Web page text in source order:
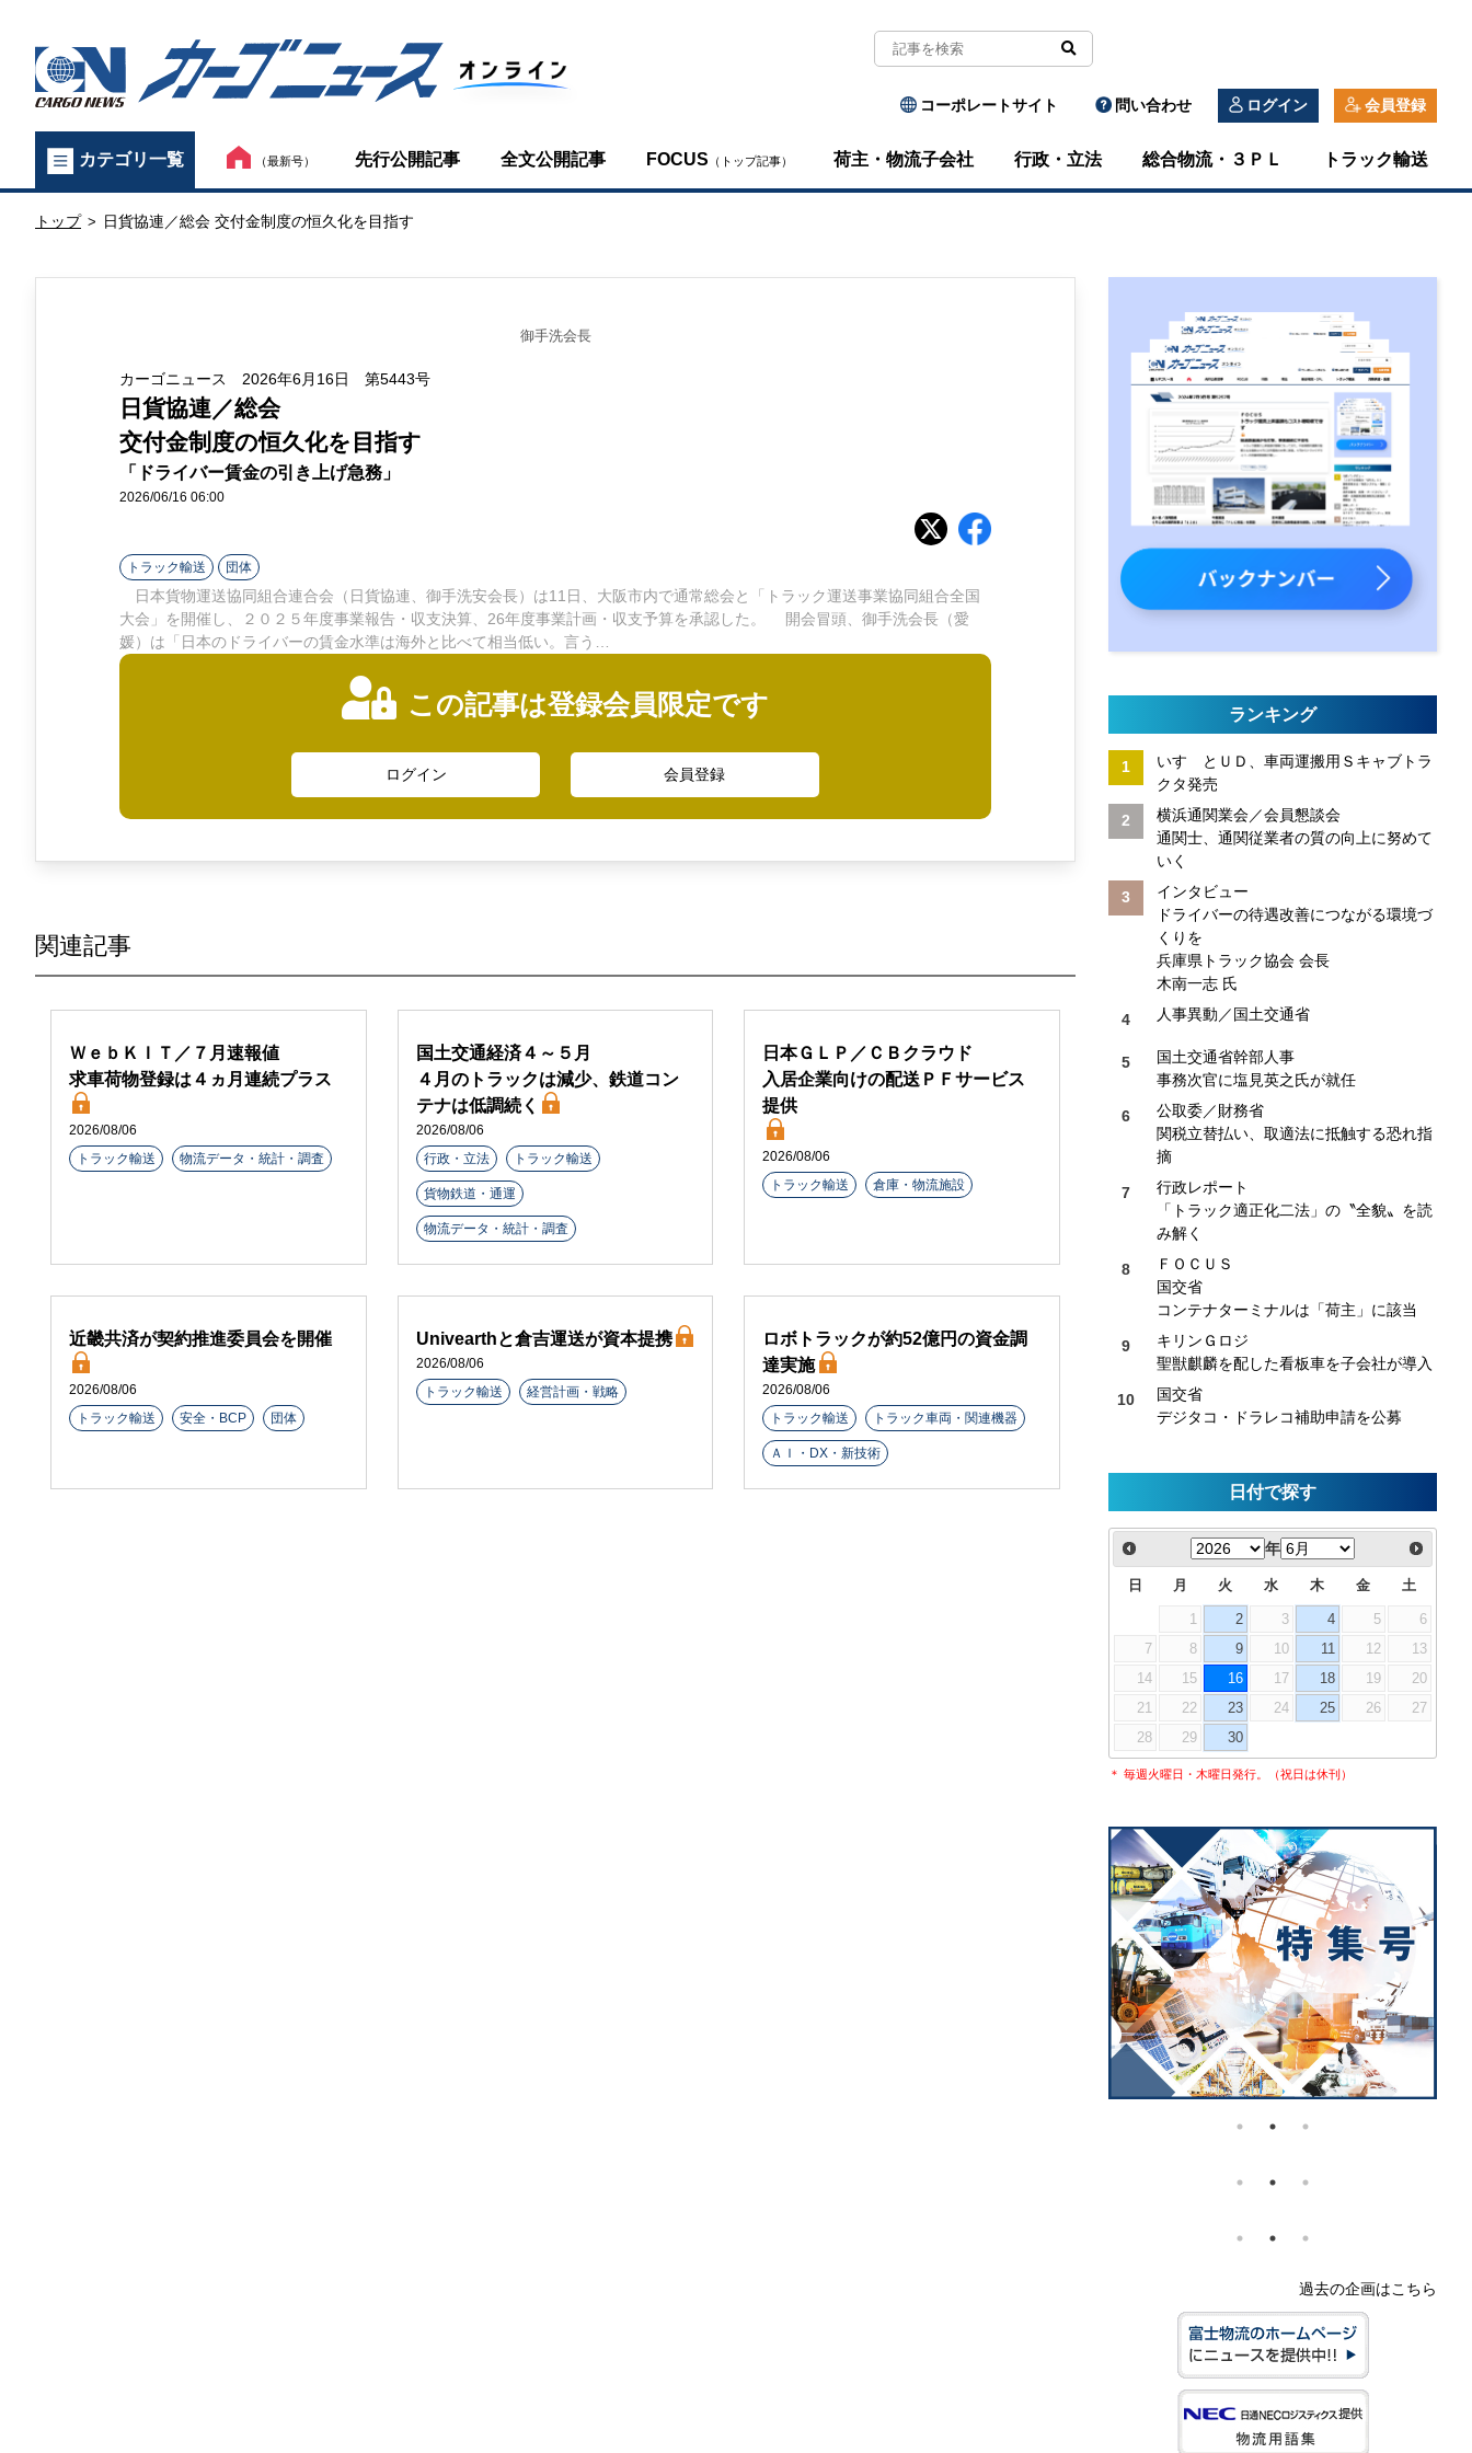
カ
ー
ゴ
ニ
コーポレートサイト 問い合わせ ログイン 会員登録
カテゴリ一覧 （最新号） 先行公開記事 全文公開記事 FOCUS （トップ記事） 荷主・物流子会社 行政・立法 総合物流・３ＰＬ トラック輸送
トップ > 日貨協連／総会 交付金制度の恒久化を目指す
御手洗会長
カーゴニュース 2026年6月16日 第5443号
日貨協連／総会
交付金制度の恒久化を目指す
「ドライバー賃金の引き上げ急務」
2026/06/16 06:00
トラック輸送 団体
日本貨物運送協同組合連合会（日貨協連、御手洗安会長）は11日、大阪市内で通常総会と「トラック運送事業協同組合全国
大会」を開催し、２０２５年度事業報告・収支決算、26年度事業計画・収支予算を承認した。 開会冒頭、御手洗会長（愛
媛）は「日本のドライバーの賃金水準は海外と比べて相当低い。言う…
この記事は登録会員限定です
ログイン 会員登録
関連記事
ＷｅｂＫＩＴ／７月速報値
求車荷物登録は４ヵ月連続プラス
2026/08/06
トラック輸送
物流データ・統計・調査
国土交通経済４～５月
４月のトラックは減少、鉄道コン
テナは低調続く
2026/08/06
行政・立法
トラック輸送
貨物鉄道・通運
物流データ・統計・調査
日本ＧＬＰ／ＣＢクラウド
入居企業向けの配送ＰＦサービス
提供
2026/08/06
トラック輸送
倉庫・物流施設
近畿共済が契約推進委員会を開催
2026/08/06
トラック輸送
安全・BCP 団体
Univearthと倉吉運送が資本提携
2026/08/06
トラック輸送
経営計画・戦略
ロボトラックが約52億円の資金調
達実施
2026/08/06
トラック輸送
トラック車両・関連機器
ＡＩ・DX・新技術
ランキング
いすゞとＵＤ、車両運搬用Ｓキャブトラ
クタ発売
横浜通関業会／会員懇談会
通関士、通関従業者の質の向上に努めて
いく
インタビュー
ドライバーの待遇改善につながる環境づ
くりを
兵庫県トラック協会 会長
木南一志 氏
人事異動／国土交通省
国土交通省幹部人事
事務次官に塩見英之氏が就任
公取委／財務省
関税立替払い、取適法に抵触する恐れ指
摘
行政レポート
「トラック適正化二法」の〝全貌〟を読
み解く
ＦＯＣＵＳ
国交省
コンテナターミナルは「荷主」に該当
キリンＧロジ
聖獣麒麟を配した看板車を子会社が導入
国交省
デジタコ・ドラレコ補助申請を公募
日付で探す
年
日 月 火 水 木 金 土
1 2 3 4 5
6
7
8 9 10 11 12
13
14
15 16 17 18 19
20
21
22 23 24 25 26
27
28
29 30
＊ 毎週火曜日・木曜日発行。（祝日は休刊）
過去の企画はこちら